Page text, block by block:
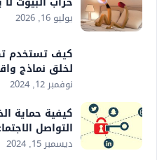
يوليو 16, 2026
كيف تستخدم
لخلق نماذج
نوفمبر 12, 2024
كيفية حماية
التواصل
ديسمبر 15, 2024